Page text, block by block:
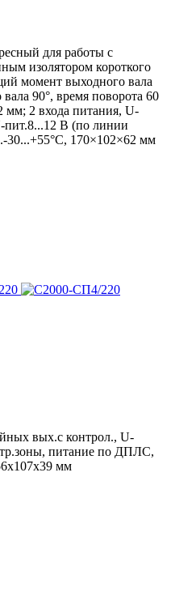
для работы с
изолятором короткого
момент выходного вала
90°, время поворота 60
мм; 2 входа питания, U-
В (по линии
170×102×62 мм
вых.с контрол., U-
питание по ДПЛС,
мм